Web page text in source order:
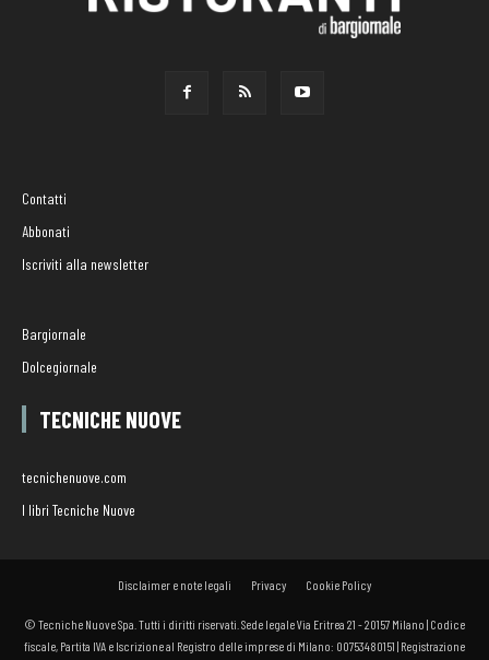
Contatti
Abbonati
Iscriviti alla newsletter
Bargiornale
Dolcegiornale
TECNICHE NUOVE
tecnichenuove.com
I libri Tecniche Nuove
Disclaimer e note legali Privacy Cookie Policy
© Tecniche Nuove Spa. Tutti i diritti riservati. Sede legale Via Eritrea 21 - 20157 Milano | Codice
fiscale, Partita IVA e Iscrizione al Registro delle imprese di Milano: 00753480151 | Registrazione